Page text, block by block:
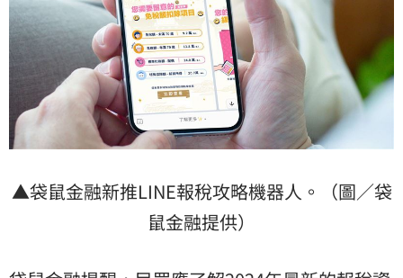
▲袋鼠金融新推LINE報稅攻略機器人。（圖／袋
鼠金融提供）